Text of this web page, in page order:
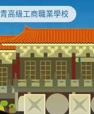
高級工商職業學校